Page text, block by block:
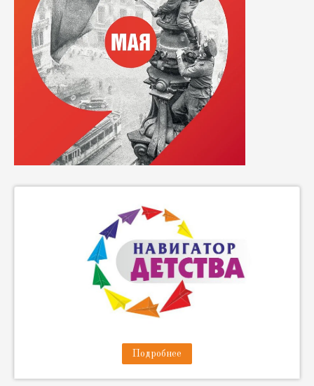
Подробнее